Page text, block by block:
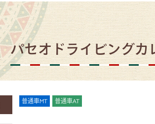
パセオドライビングカ
普通車MT 普通車AT